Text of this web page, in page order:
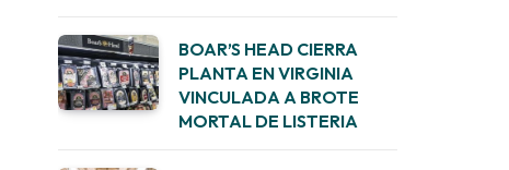
BOAR’S HEAD CIERRA
PLANTA EN VIRGINIA
VINCULADA A BROTE
MORTAL DE LISTERIA